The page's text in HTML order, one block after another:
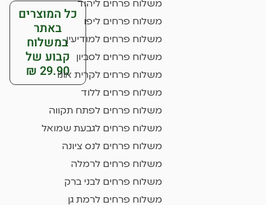
משלוח פרחים ליהוד
משלוח פרחים ליפו
משלוח פרחים למודיעין
משלוח פרחים לסביון
משלוח פרחים לקרית אונו
משלוח פרחים ללוד
משלוח פרחים לפתח תקווה
משלוח פרחים לגבעת שמואל
משלוח פרחים לנס ציונה
משלוח פרחים לרמלה
משלוח פרחים לבני ברק
משלוח פרחים לרמת גן
כל המוצרים
באתר
במשלוח
קבוע של
29.90 ₪